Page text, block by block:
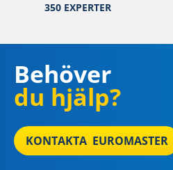
350 EXPERTER
Behöver
du hjälp?
KONTAKTA EUROMASTER